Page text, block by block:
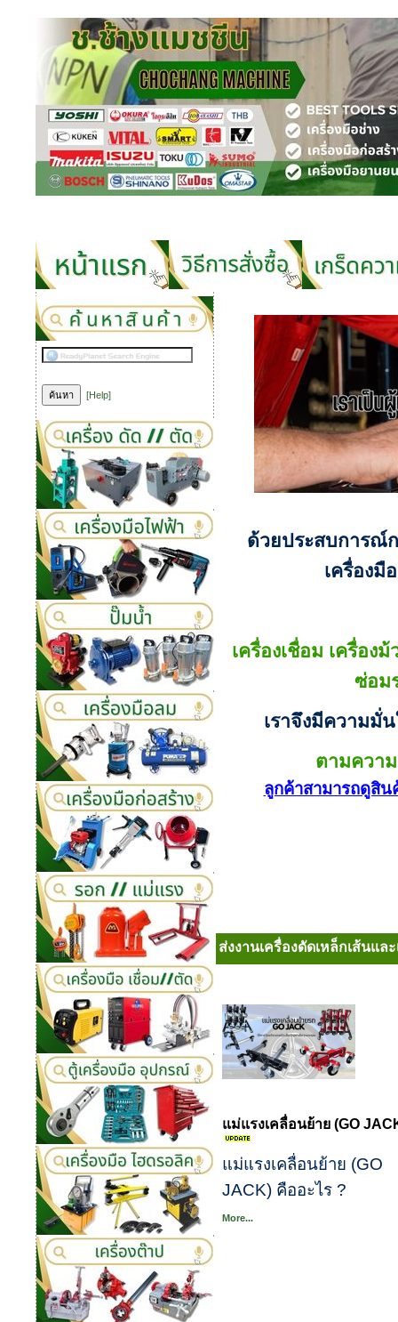
[Help]
ด้วยประสบการณ์
เครื่องมื
เครื่องเชื่อม เครื่อง
ซ่อม
เราจึงมีความมั่
ตามควา
ลูกค้าสามารถดูสิน
ส่งงานเครื่องดัดเหล็กเส้นแล
แม่แรงเคลื่อนย้าย (GO
แม่แรงเคลื่อนย้าย (GO
JACK) คืออะไร ?
More...